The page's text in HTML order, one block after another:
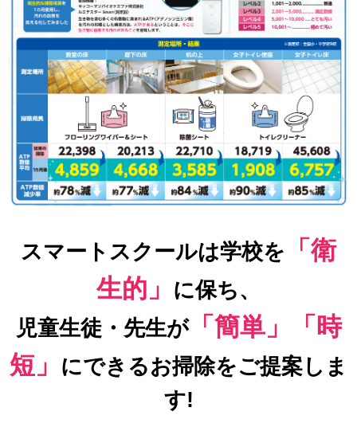
スマートスクールは学校を
「衛
生的」
に保ち、
児童生徒・先生が「簡単」「時
短」
にできるお掃除をご提案しま
す!